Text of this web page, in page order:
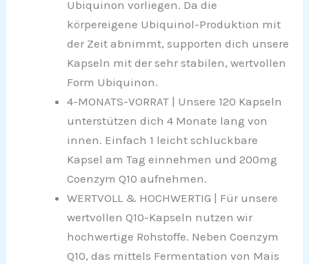
Ubiquinon vorliegen. Da die
körpereigene Ubiquinol-Produktion mit
der Zeit abnimmt, supporten dich unsere
Kapseln mit der sehr stabilen, wertvollen
Form Ubiquinon.
4-MONATS-VORRAT | Unsere 120 Kapseln
unterstützen dich 4 Monate lang von
innen. Einfach 1 leicht schluckbare
Kapsel am Tag einnehmen und 200mg
Coenzym Q10 aufnehmen.
WERTVOLL & HOCHWERTIG | Für unsere
wertvollen Q10-Kapseln nutzen wir
hochwertige Rohstoffe. Neben Coenzym
Q10, das mittels Fermentation von Mais